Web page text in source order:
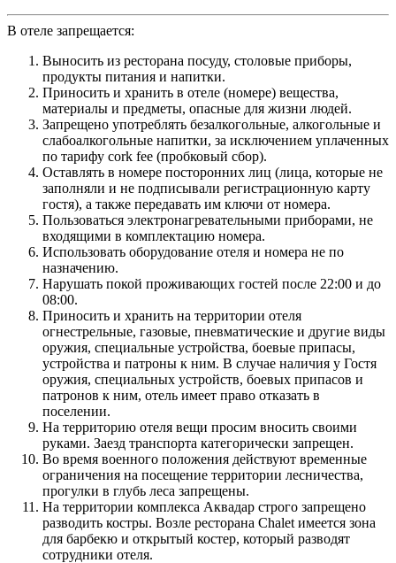
В отеле запрещается:
Выносить из ресторана посуду, столовые приборы,
продукты питания и напитки.
Приносить и хранить в отеле (номере) вещества,
материалы и предметы, опасные для жизни людей.
Запрещено употреблять безалкогольные, алкогольные и
слабоалкогольные напитки, за исключением уплаченных
по тарифу cork fee (пробковый сбор).
Оставлять в номере посторонних лиц (лица, которые не
заполняли и не подписывали регистрационную карту
гостя), а также передавать им ключи от номера.
Пользоваться электронагревательными приборами, не
входящими в комплектацию номера.
Использовать оборудование отеля и номера не по
назначению.
Нарушать покой проживающих гостей после 22:00 и до
08:00.
Приносить и хранить на территории отеля
огнестрельные, газовые, пневматические и другие виды
оружия, специальные устройства, боевые припасы,
устройства и патроны к ним. В случае наличия у Гостя
оружия, специальных устройств, боевых припасов и
патронов к ним, отель имеет право отказать в
поселении.
На территорию отеля вещи просим вносить своими
руками. Заезд транспорта категорически запрещен.
Во время военного положения действуют временные
ограничения на посещение территории лесничества,
прогулки в глубь леса запрещены.
На территории комплекса Аквадар строго запрещено
разводить костры. Возле ресторана Chalet имеется зона
для барбекю и открытый костер, который разводят
сотрудники отеля.